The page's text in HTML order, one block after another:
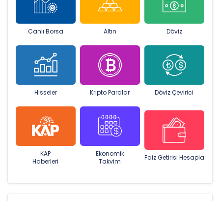
Canlı Borsa Altın Döviz
Hisseler Kripto Paralar Döviz Çevirici
KAP
Haberleri
Ekonomik
Takvim
Faiz Getirisi Hesapla